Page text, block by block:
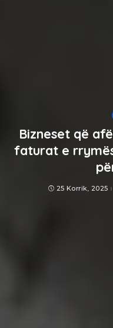
Bizneset që
faturat e
25 Korrik, 2025